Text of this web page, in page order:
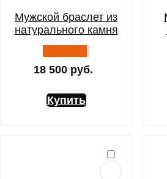
Мужской браслет из
натурального камня
18 500 руб.
Купить